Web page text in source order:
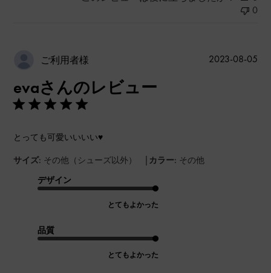
0
ご利用者様
evaさんのレビュー
とっても可愛いいいい♥️
サイズ: その他（シューズ以外） | カラー: その他
デザイン
とてもよかった
品質
とてもよかった
公
2023-08-05